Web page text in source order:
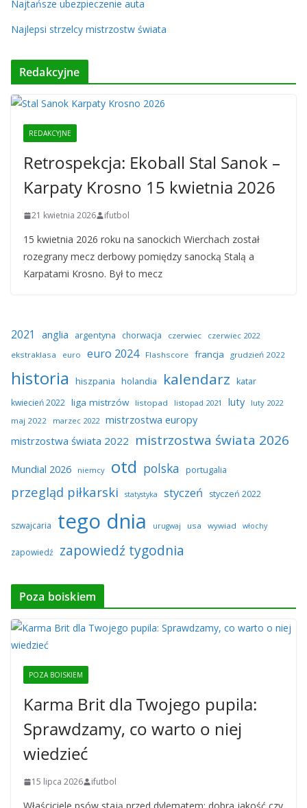
Najtańsze ubezpieczenie auta
Najlepsi strzelcy mistrzostw świata
Redakcyjne
REDAKCYJNE
Retrospekcja: Ekoball Stal Sanok –
Karpaty Krosno 15 kwietnia 2026
21 kwietnia 2026 ifutbol
15 kwietnia 2026 roku na sanockich Wierchach został
rozegrany mecz derbowy pomiędzy sanocką Stalą a
Karpatami Krosno. Był to mecz
2021 anglia argentyna chorwacja czerwiec
czerwiec 2022
ekstraklasa
euro euro 2024 Flashscore francja grudzień 2022
historia hiszpania holandia kalendarz katar
kwiecień 2022 liga mistrzów listopad listopad 2021 luty
luty 2022
maj 2022
marzec 2022 mistrzostwa europy
mistrzostwa świata 2022 mistrzostwa świata 2026
Mundial 2026 niemcy otd polska portugalia
przegląd piłkarski statystyka styczeń styczeń 2022
szwajcaria tego dnia urugwaj usa wywiad włochy
zapowiedź zapowiedź tygodnia
Poza boiskiem
POZA BOISKIEM
Karma Brit dla Twojego pupila:
Sprawdzamy, co warto o niej
wiedzieć
15 lipca 2026 ifutbol